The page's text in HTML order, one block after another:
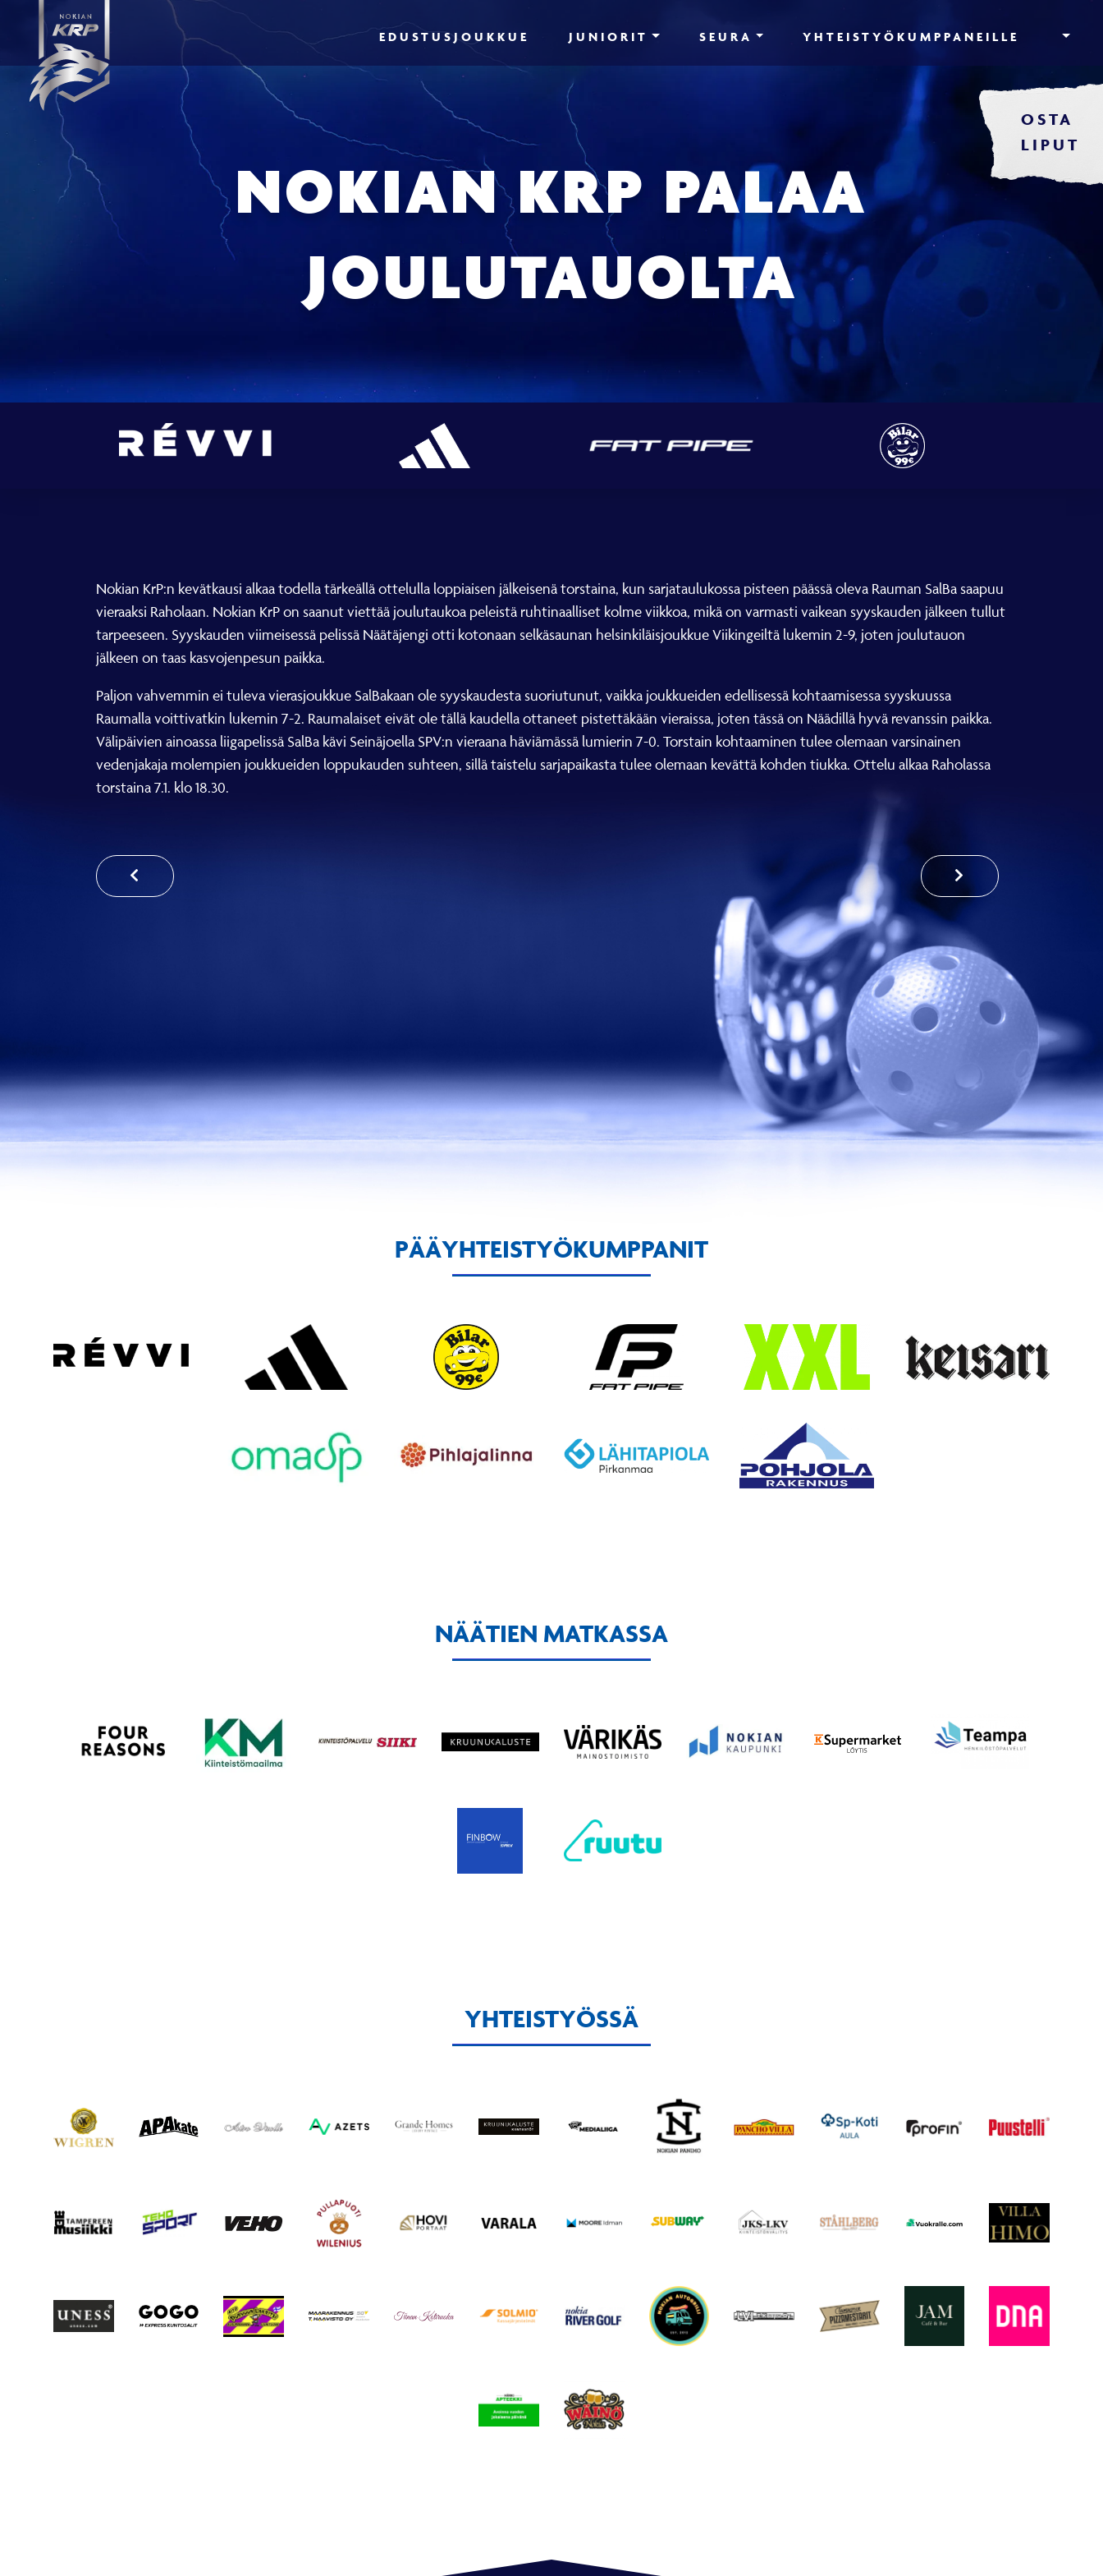
EDUSTUSJOUKKUE JUNIORIT SEURA YHTEISTYÖKUMPPANEILLE
OSTA
LIPUT
NOKIAN KRP PALAA
JOULUTAUOLTA
Nokian KrP:n kevätkausi alkaa todella tärkeällä ottelulla loppiaisen jälkeisenä torstaina, kun sarjataulukossa pisteen päässä oleva Rauman SalBa saapuu
vieraaksi Raholaan. Nokian KrP on saanut viettää joulutaukoa peleistä ruhtinaalliset kolme viikkoa, mikä on varmasti vaikean syyskauden jälkeen tullut
tarpeeseen. Syyskauden viimeisessä pelissä Näätäjengi otti kotonaan selkäsaunan helsinkiläisjoukkue Viikingeiltä lukemin 2-9, joten joulutauon
jälkeen on taas kasvojenpesun paikka.
Paljon vahvemmin ei tuleva vierasjoukkue SalBakaan ole syyskaudesta suoriutunut, vaikka joukkueiden edellisessä kohtaamisessa syyskuussa
Raumalla voittivatkin lukemin 7-2. Raumalaiset eivät ole tällä kaudella ottaneet pistettäkään vieraissa, joten tässä on Näädillä hyvä revanssin paikka.
Välipäivien ainoassa liigapelissä SalBa kävi Seinäjoella SPV:n vieraana häviämässä lumierin 7-0. Torstain kohtaaminen tulee olemaan varsinainen
vedenjakaja molempien joukkueiden loppukauden suhteen, sillä taistelu sarjapaikasta tulee olemaan kevättä kohden tiukka. Ottelu alkaa Raholassa
torstaina 7.1. klo 18.30.
PÄÄYHTEISTYÖKUMPPANIT
NÄÄTIEN MATKASSA
YHTEISTYÖSSÄ